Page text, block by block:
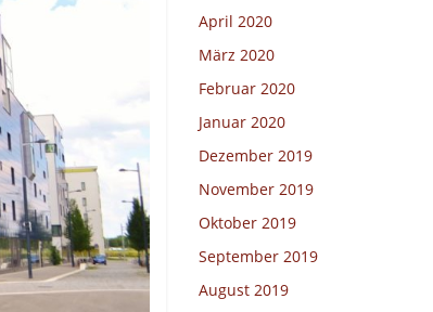
April 2020
März 2020
Februar 2020
Januar 2020
Dezember 2019
November 2019
Oktober 2019
September 2019
August 2019